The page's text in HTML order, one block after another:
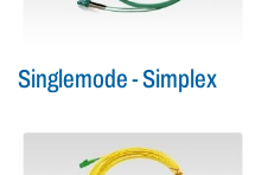
Singlemode - Simplex